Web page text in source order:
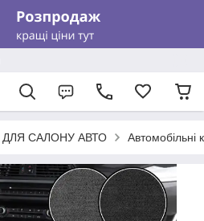
ДЛЯ САЛОНУ АВТО Автомобільні